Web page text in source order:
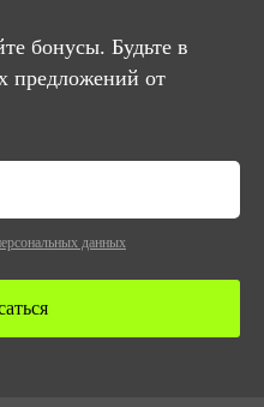
бонусы. Будьте в
предложений от
данных